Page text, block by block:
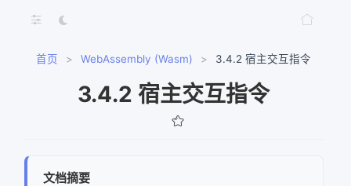
首页 > WebAssembly (Wasm) > 3.4.2 宿主交互指令
3.4.2 宿主交互指令
文档摘要